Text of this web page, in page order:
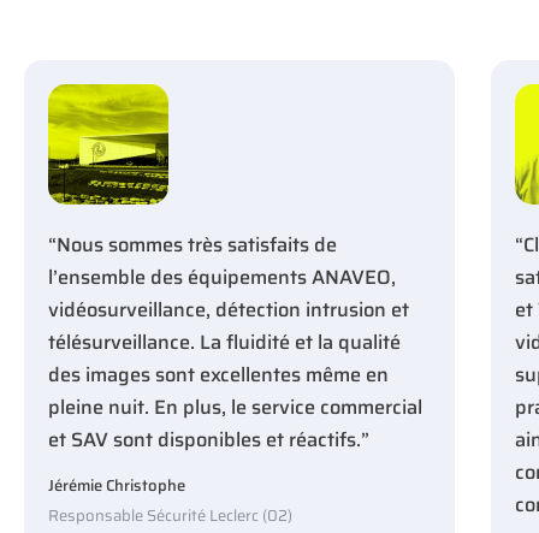
“Nous sommes très satisfaits de
l’ensemble des équipements ANAVEO,
vidéosurveillance, détection intrusion et
télésurveillance. La fluidité et la qualité
des images sont excellentes même en
pleine nuit. En plus, le service commercial
et SAV sont disponibles et réactifs.”
Jérémie Christophe
Responsable Sécurité Leclerc (02)
et